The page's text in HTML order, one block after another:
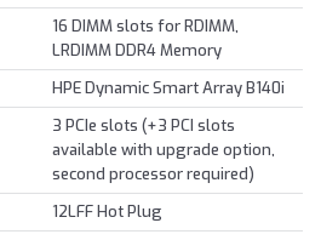
16 DIMM slots for RDIMM,
LRDIMM DDR4 Memory
HPE Dynamic Smart Array B140i
3 PCIe slots (+3 PCI slots
available with upgrade option,
second processor required)
12LFF Hot Plug